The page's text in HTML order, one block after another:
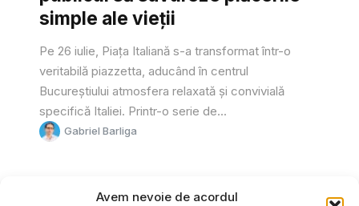
Avem nevoie de acordul
simple ale vieții
Pe 26 iulie, Piața Italiană s-a transformat într-o
veritabilă piazzetta, aducând în centrul
Bucureștiului atmosfera relaxată și convivială
specifică Italiei. Printr-o serie de...
Gabriel Barliga